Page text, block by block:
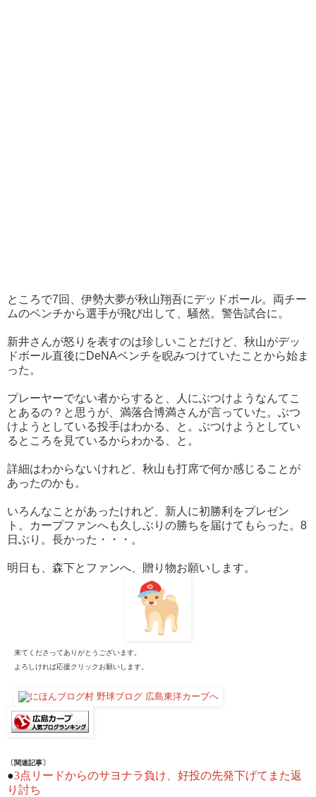
ところで7回、伊勢大夢が秋山翔吾にデッドボール。両チー
ムのベンチから選手が飛び出して、騒然。警告試合に。
新井さんが怒りを表すのは珍しいことだけど、秋山がデッ
ドボール直後にDeNAベンチを睨みつけていたことから始ま
った。
プレーヤーでない者からすると、人にぶつけようなんてこ
とあるの？と思うが、満落合博満さんが言っていた。ぶつ
けようとしている投手はわかる、と。ぶつけようとしてい
るところを見ているからわかる、と。
詳細はわからないけれど、秋山も打席で何か感じることが
あったのかも。
いろんなことがあったけれど、新人に初勝利をプレゼン
ト。カープファンへも久しぶりの勝ちを届けてもらった。8
日ぶり。長かった・・・。
明日も、森下とファンへ、贈り物お願いします。
来てくださってありがとうございます。
よろしければ応援クリックお願いします。
〔関連記事〕
●3点リードからのサヨナラ負け、好投の先発下げてまた返
り討ち